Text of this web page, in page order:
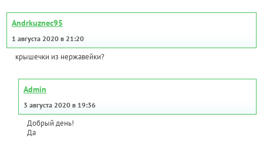
Andrkuznec95
1 августа 2020 в 21:20
крышечки из нержавейки?
Admin
3 августа 2020 в 19:36
Добрый день!
Да